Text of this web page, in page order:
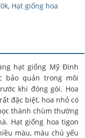
, Hạt giống hoa
hạt giống Mỹ Đình
bảo quản trong môi
khi đóng gói. Hoa
đặc biệt, hoa nhỏ có
thành chùm thường
Hạt giống hoa tigon
màu, màu chủ yếu